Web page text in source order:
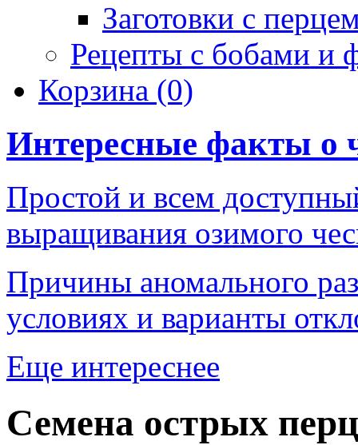
Заготовки с
Рецепты с бобами и
Корзина (0)
Интересные факты о
Простой и всем
выращивания озимого
Причины аномального
условиях и варианты
Еще интереснее
Семена острых